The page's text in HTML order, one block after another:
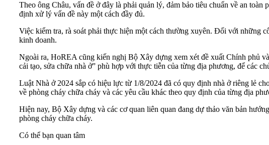
Theo ông Châu, vấn đề ở đây là phải quản lý, đảm bảo tiêu chuẩn về an
định xử lý vấn đề này một cách đầy đủ.
Việc kiểm tra, rà soát phải thực hiện một cách thường xuyên. Đối với những
kinh doanh.
Ngoài ra, HoREA cũng kiến nghị Bộ Xây dựng xem xét đề xuất Chính phủ
cải tạo, sửa chữa nhà ở” phù hợp với thực tiễn của từng địa phương, để các
Luật Nhà ở2024 sắp có hiệu lực từ 1/8/2024 đã có quy định nhà ở riêng lẻ
về phòng cháy chữa cháy và các yêu cầu khác theo quy định của từng địa
Hiện nay, Bộ Xây dựng và các cơ quan liên quan đang dự thảo văn bản
phòng cháy chữa cháy.
Có thể bạn quan tâm